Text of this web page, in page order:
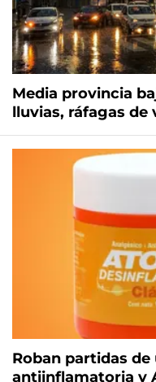
Media provincia
lluvias, ráfagas
Roban partidas
antiinflamatoria y